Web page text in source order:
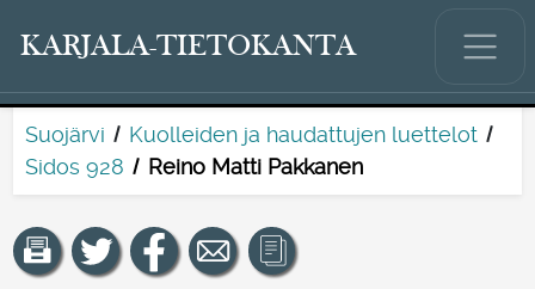
KARJALA-TIETOKANTA
Suojärvi
Kuolleiden ja haudattujen luettelot
Sidos 928
Reino Matti Pakkanen